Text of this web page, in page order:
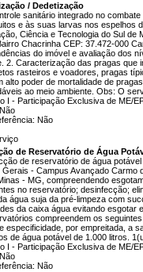
/ Dedetização
sanitário integrado no
e às suas larvas nos espelhos
Ciência e Tecnologia do Sul
Chacrinha CEP: 37.472-000
do imóvel e avaliação dos
2. Caracterização das pragas
rasteiros e voadores, pragas
alto poder de mortalidade de
ao meio ambiente. Obs: O
I - Participação Exclusiva de ME/
Não
de Reservatório de Água
de reservatório de água
- Campus Avançado Carmo
- MG, compreendendo
no reservatório; desinfecção;
água suja da pré-limpeza com
da caixa água evitando
compreendem os
especificidade, por empreitada, a
de água potável de 1.000 litros.
I - Participação Exclusiva de ME/
Não